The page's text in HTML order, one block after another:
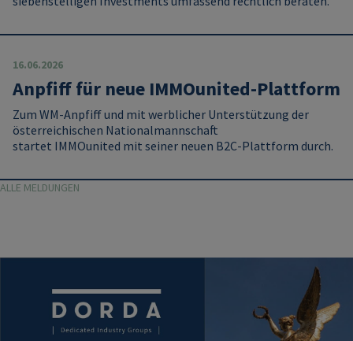
16.06.2026
Anpfiff für neue IMMOunited-Plattform
Zum WM‑Anpfiff und mit werblicher Unterstützung der
österreichischen Nationalmannschaft
startet IMMOunited mit seiner neuen B2C-Plattform durch.
ALLE MELDUNGEN